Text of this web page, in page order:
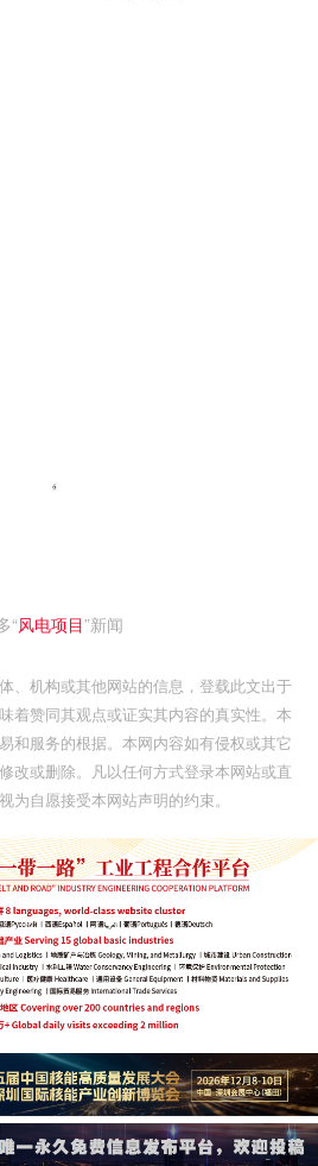
“风电项目”新闻
、机构或其他网站的信息，登载此文出于
着赞同其观点或证实其内容的真实性。本
和服务的根据。本网内容如有侵权或其它
改或删除。凡以任何方式登录本网站或直
为自愿接受本网站声明的约束。